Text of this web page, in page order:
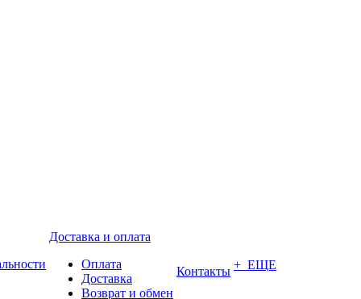
Доставка и оплата
Оплата
Доставка
Возврат и обмен
Контакты + ЕЩЕ